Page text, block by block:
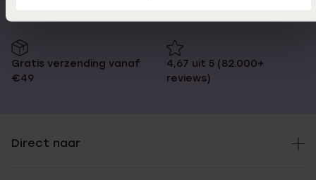
Gratis verzending vanaf
€49
4,67 uit 5 (82.000+
reviews)
Direct naar